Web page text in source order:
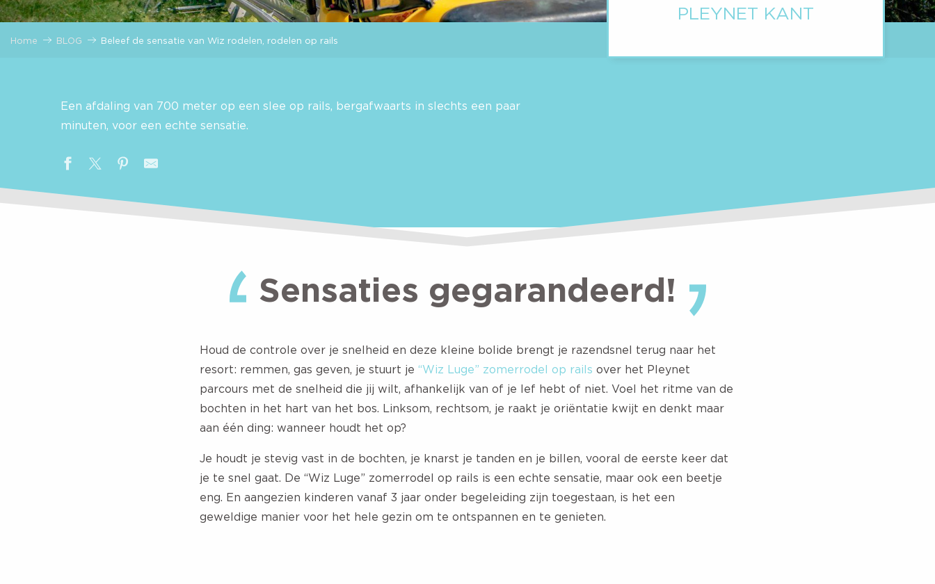
Home BLOG Beleef de sensatie van Wiz rodelen, rodelen op rails
Een afdaling van 700 meter op een slee op rails, bergafwaarts in slechts een paar
minuten, voor een echte sensatie.
PLEYNET KANT
Sensaties gegarandeerd!
Houd de controle over je snelheid en deze kleine bolide brengt je razendsnel terug naar het
resort: remmen, gas geven, je stuurt je “Wiz Luge” zomerrodel op rails over het Pleynet
parcours met de snelheid die jij wilt, afhankelijk van of je lef hebt of niet. Voel het ritme van de
bochten in het hart van het bos. Linksom, rechtsom, je raakt je oriëntatie kwijt en denkt maar
aan één ding: wanneer houdt het op?
Je houdt je stevig vast in de bochten, je knarst je tanden en je billen, vooral de eerste keer dat
je te snel gaat. De “Wiz Luge” zomerrodel op rails is een echte sensatie, maar ook een beetje
eng. En aangezien kinderen vanaf 3 jaar onder begeleiding zijn toegestaan, is het een
geweldige manier voor het hele gezin om te ontspannen en te genieten.